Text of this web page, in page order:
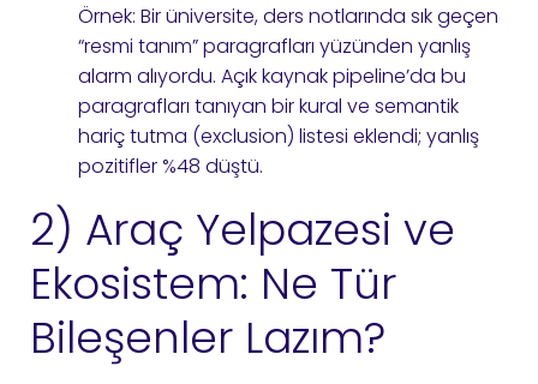
Örnek: Bir üniversite, ders notlarında sık geçen
“resmi tanım” paragrafları yüzünden yanlış
alarm alıyordu. Açık kaynak pipeline’da bu
paragrafları tanıyan bir kural ve semantik
hariç tutma (exclusion) listesi eklendi; yanlış
pozitifler %48 düştü.
2) Araç Yelpazesi ve
Ekosistem: Ne Tür
Bileşenler Lazım?